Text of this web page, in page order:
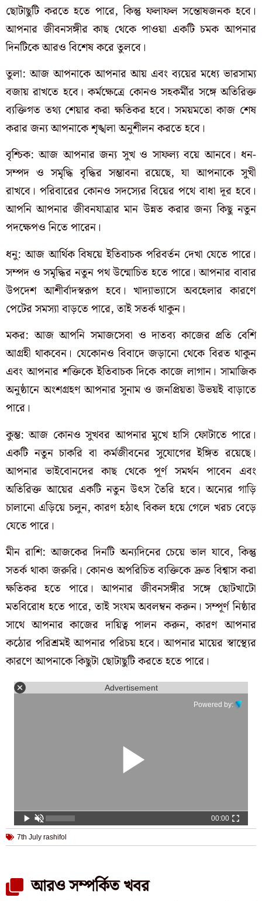
ছোটাছুটি করতে হতে পারে, কিন্তু ফলাফল সন্তোষজনক হবে।
আপনার জীবনসঙ্গীর কাছ থেকে পাওয়া একটি চমক আপনার
দিনটিকে আরও বিশেষ করে তুলবে।
তুলা: আজ আপনাকে আপনার আয় এবং ব্যয়ের মধ্যে ভারসাম্য
বজায় রাখতে হবে। কর্মক্ষেত্রে কোনও সহকর্মীর সঙ্গে অতিরিক্ত
ব্যক্তিগত তথ্য শেয়ার করা ক্ষতিকর হবে। সময়মতো কাজ শেষ
করার জন্য আপনাকে শৃঙ্খলা অনুশীলন করতে হবে।
বৃশ্চিক: আজ আপনার জন্য সুখ ও সাফল্য বয়ে আনবে। ধন-
সম্পদ ও সমৃদ্ধি বৃদ্ধির সম্ভাবনা রয়েছে, যা আপনাকে সুখী
রাখবে। পরিবারের কোনও সদস্যের বিয়ের পথে বাধা দূর হবে।
আপনি আপনার জীবনযাত্রার মান উন্নত করার জন্য কিছু নতুন
পদক্ষেপও নিতে পারেন।
ধনু: আজ আর্থিক বিষয়ে ইতিবাচক পরিবর্তন দেখা যেতে পারে।
সম্পদ ও সমৃদ্ধির নতুন পথ উন্মোচিত হতে পারে। আপনার বাবার
উপদেশ আশীর্বাদস্বরূপ হবে। খাদ্যাভ্যাসে অবহেলার কারণে
পেটের সমস্যা বাড়তে পারে, তাই সতর্ক থাকুন।
মকর: আজ আপনি সমাজসেবা ও দাতব্য কাজের প্রতি বেশি
আগ্রহী থাকবেন। যেকোনও বিবাদে জড়ানো থেকে বিরত থাকুন
এবং আপনার শক্তিকে ইতিবাচক দিকে কাজে লাগান। সামাজিক
অনুষ্ঠানে অংশগ্রহণ আপনার সুনাম ও জনপ্রিয়তা উভয়ই বাড়াতে
পারে।
কুম্ভ: আজ কোনও সুখবর আপনার মুখে হাসি ফোটাতে পারে।
একটি নতুন চাকরি বা কর্মজীবনের সুযোগের ইঙ্গিত রয়েছে।
আপনার ভাইবোনদের কাছ থেকে পূর্ণ সমর্থন পাবেন এবং
অতিরিক্ত আয়ের একটি নতুন উৎস তৈরি হবে। অন্যের গাড়ি
চালানো এড়িয়ে চলুন, কারণ হঠাৎ বিকল হয়ে গেলে খরচ বেড়ে
যেতে পারে।
মীন রাশি: আজকের দিনটি অন্যদিনের চেয়ে ভাল যাবে, কিন্তু
সতর্ক থাকা জরুরি। কোনও অপরিচিত ব্যক্তিকে দ্রুত বিশ্বাস করা
ক্ষতিকর হতে পারে। আপনার জীবনসঙ্গীর সঙ্গে ছোটখাটো
মতবিরোধ হতে পারে, তাই সংযম অবলম্বন করুন। সম্পূর্ণ নিষ্ঠার
সাথে আপনার কাজের দায়িত্ব পালন করুন, কারণ আপনার
কঠোর পরিশ্রমই আপনার পরিচয় হবে। আপনার মায়ের স্বাস্থ্যের
কারণে আপনাকে কিছুটা ছোটাছুটি করতে হতে পারে।
Advertisement
Powered by:
00:00
7th July rashifol
আরও সম্পর্কিত খবর